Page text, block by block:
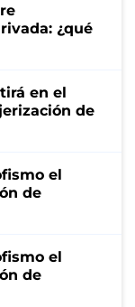
¿qué
en el
de
el
de
el
de